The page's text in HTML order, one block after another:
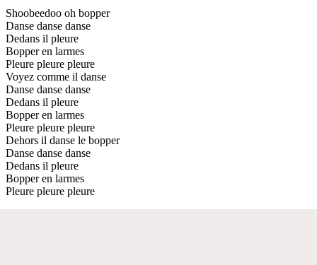
Shoobeedoo oh bopper
Danse danse danse
Dedans il pleure
Bopper en larmes
Pleure pleure pleure
Voyez comme il danse
Danse danse danse
Dedans il pleure
Bopper en larmes
Pleure pleure pleure
Dehors il danse le bopper
Danse danse danse
Dedans il pleure
Bopper en larmes
Pleure pleure pleure